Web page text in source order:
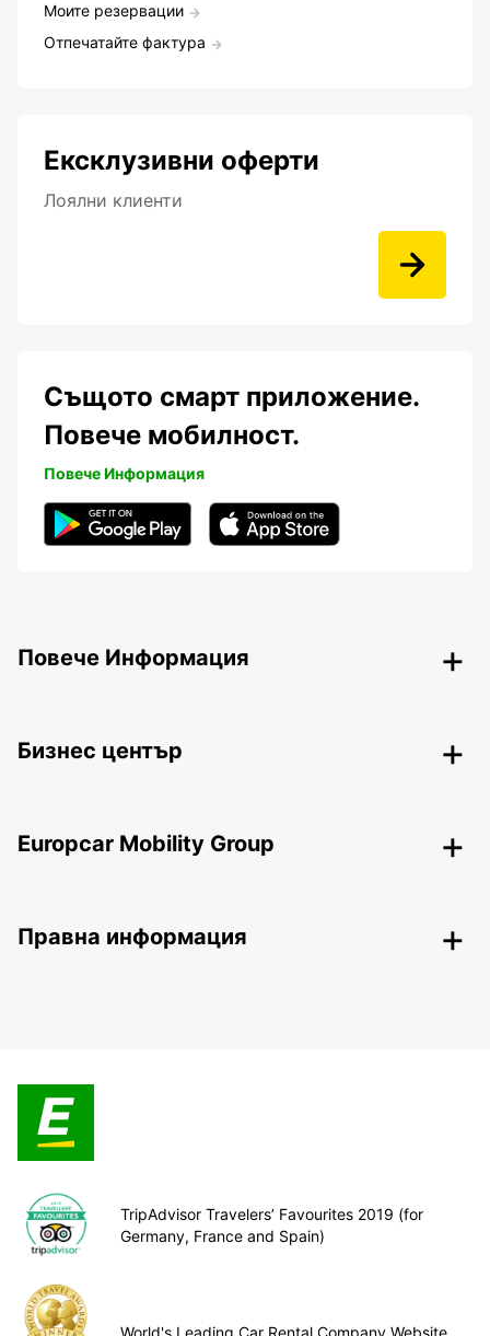
Моите резервации
Отпечатайте фактура
Ексклузивни оферти
Лоялни клиенти
Същото смарт приложение.
Повече мобилност.
Повече Информация
Повече Информация
Бизнес център
Europcar Mobility Group
Правна информация
TripAdvisor Travelers’ Favourites 2019 (for
Germany, France and Spain)